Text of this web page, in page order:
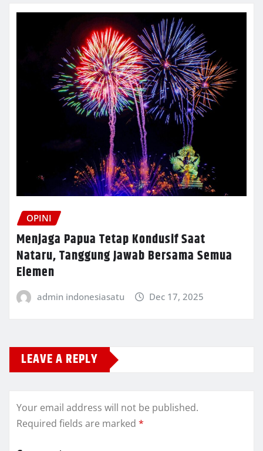
OPINI
Menjaga Papua Tetap Kondusif Saat
Nataru, Tanggung Jawab Bersama Semua
Elemen
admin indonesiasatu Dec 17, 2025
LEAVE A REPLY
Your email address will not be published.
Required fields are marked *